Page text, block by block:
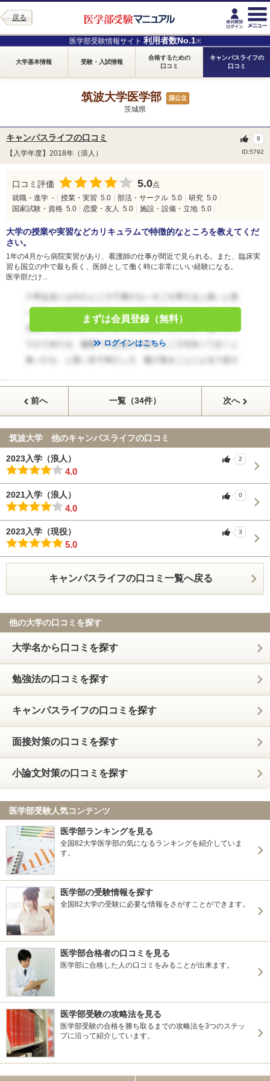
戻る
医学部受験情報サイト 利用者数No.1※
大学基本情報 受験・入試情報
合格するための
口コミ
キャンパスライフの
口コミ
筑波大学医学部 国公立
茨城県
キャンパスライフの口コミ
【入学年度】2018年（浪人） ID:5792
8
口コミ評価 5.0点
就職・進学 - 授業・実習 5.0 部活・サークル 5.0 研究 5.0
国家試験・資格 5.0 恋愛・友人 5.0 施設・設備・立地 5.0
大学の授業や実習などカリキュラムで特徴的なところを教えてくだ
さい。
1年の4月から病院実習があり、看護師の仕事が間近で見られる。また、臨床実
習も国立の中で最も長く、医師として働く時に非常にいい経験になる。
医学部だけ...
まずは会員登録（無料）
ログインはこちら
前へ 一覧（34件） 次へ
筑波大学 他のキャンパスライフの口コミ
2023入学（浪人）
4.0
2
2021入学（浪人）
4.0
0
2023入学（現役）
5.0
3
キャンパスライフの口コミ一覧へ戻る
他の大学の口コミを探す
大学名から口コミを探す
勉強法の口コミを探す
キャンパスライフの口コミを探す
面接対策の口コミを探す
小論文対策の口コミを探す
医学部受験人気コンテンツ
医学部ランキングを見る
全国82大学医学部の気になるランキングを紹介していま
す。
医学部の受験情報を探す
全国82大学の受験に必要な情報をさがすことができます。
医学部合格者の口コミを見る
医学部に合格した人の口コミをみることが出来ます。
医学部受験の攻略法を見る
医学部受験の合格を勝ち取るまでの攻略法を3つのステッ
プに沿って紹介しています。